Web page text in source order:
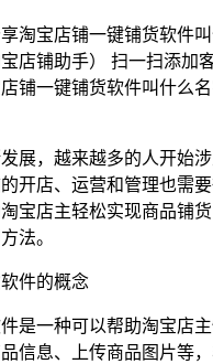
淘宝店铺一键铺货软件
宝店铺助手） 扫一扫添
铺一键铺货软件叫什么
展，越来越多的人开始
开店、运营和管理也需
宝店主轻松实现商品铺
法。
件的概念
是一种可以帮助淘宝店
信息、上传商品图片等